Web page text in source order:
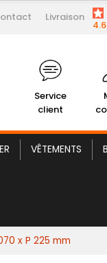
Livraison
Service
client
VÊTEMENTS
x P 225 mm